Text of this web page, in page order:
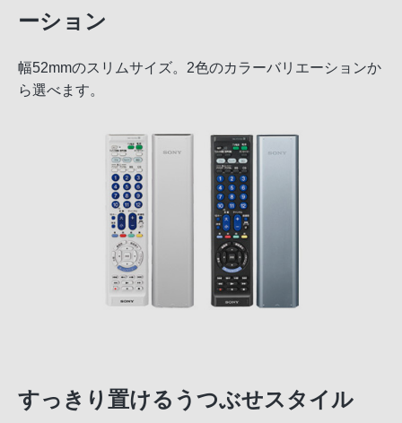
ーション
幅52mmのスリムサイズ。2色のカラーバリエーションか
ら選べます。
すっきり置けるうつぶせスタイル